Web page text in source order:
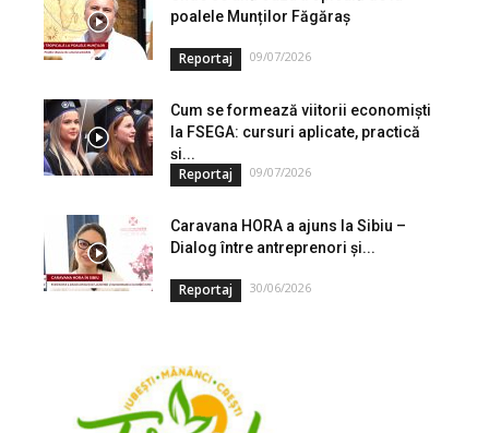
poalele Munților Făgăraș
Reportaj 09/07/2026
Cum se formează viitorii economiști
la FSEGA: cursuri aplicate, practică
și...
Reportaj 09/07/2026
Caravana HORA a ajuns la Sibiu –
Dialog între antreprenori și...
Reportaj 30/06/2026